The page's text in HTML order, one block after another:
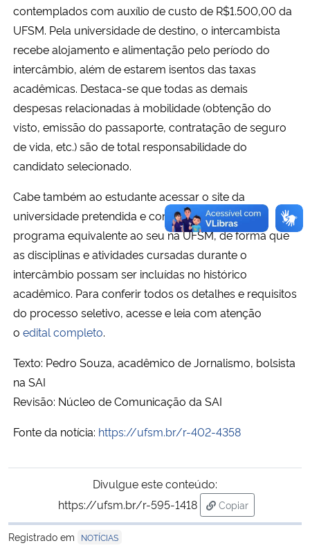
contemplados com auxílio de custo de R$1.500,00 da
UFSM. Pela universidade de destino, o intercambista
recebe alojamento e alimentação pelo período do
intercâmbio, além de estarem isentos das taxas
acadêmicas. Destaca-se que todas as demais
despesas relacionadas à mobilidade (obtenção do
visto, emissão do passaporte, contratação de seguro
de vida, etc.) são de total responsabilidade do
candidato selecionado.
Cabe também ao estudante acessar o site da
universidade pretendida e conferir se ela possui o
programa equivalente ao seu na UFSM, de forma que
as disciplinas e atividades cursadas durante o
intercâmbio possam ser incluídas no histórico
acadêmico. Para conferir todos os detalhes e requisitos
do processo seletivo, acesse e leia com atenção
o edital completo.
Texto: Pedro Souza, acadêmico de Jornalismo, bolsista
na SAI
Revisão: Núcleo de Comunicação da SAI
Fonte da notícia: https://ufsm.br/r-402-4358
Divulgue este conteúdo:
https://ufsm.br/r-595-1418
Copiar
para área de
Registrado em
NOTÍCIAS